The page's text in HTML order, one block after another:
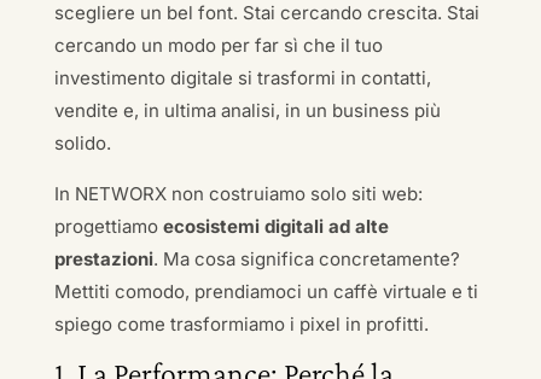
scegliere un bel font. Stai cercando crescita. Stai
cercando un modo per far sì che il tuo
investimento digitale si trasformi in contatti,
vendite e, in ultima analisi, in un business più
solido.
In NETWORX non costruiamo solo siti web:
progettiamo ecosistemi digitali ad alte
prestazioni. Ma cosa significa concretamente?
Mettiti comodo, prendiamoci un caffè virtuale e ti
spiego come trasformiamo i pixel in profitti.